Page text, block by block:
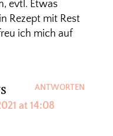
evtl. Etwas
Rezept mit Rest
ich mich auf
at 14:08
ANTWORTEN